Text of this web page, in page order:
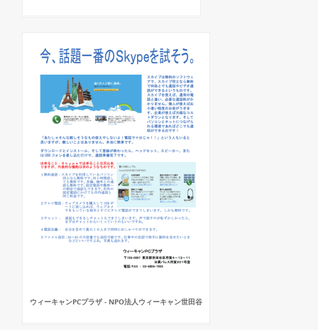
ウィーキャンPCプラザ - NPO法人ウィーキャン世田谷